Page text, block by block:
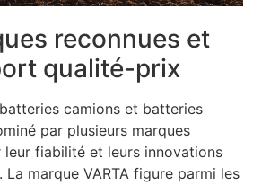
reconnues et
qualité-prix
camions et batteries
par plusieurs marques
leur fiabilité et leurs innovations
marque VARTA figure parmi les